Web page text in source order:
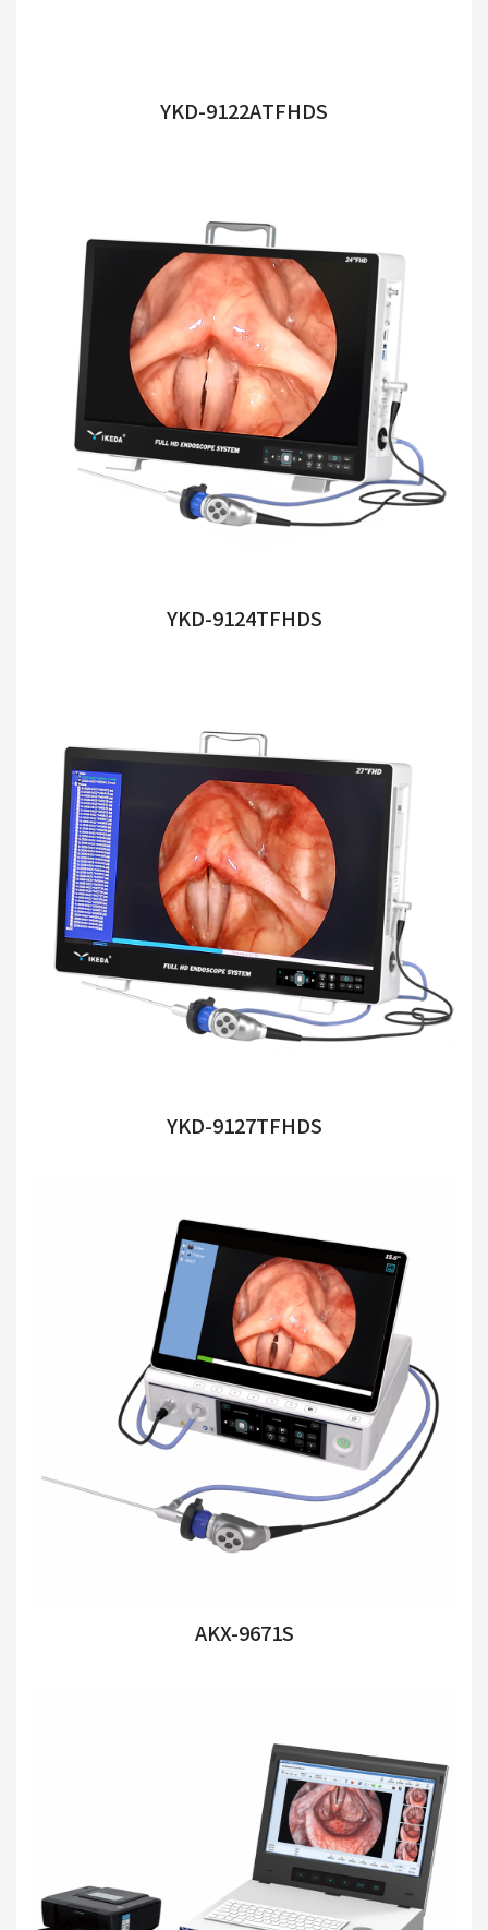
YKD-9122ATFHDS
YKD-9124TFHDS
YKD-9127TFHDS
AKX-9671S